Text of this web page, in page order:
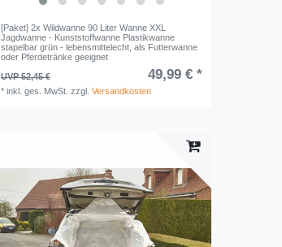
[Paket] 2x Wildwanne 90 Liter Wanne XXL
Jagdwanne - Kunststoffwanne Plastikwanne
stapelbar grün - lebensmittelecht, als Futterwanne
oder Pferdetränke geeignet
UVP 52,45 €
49,99 € *
*inkl. ges. MwSt. zzgl.Versandkosten